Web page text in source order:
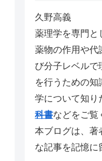
久野高義
薬理学を専門と
薬物の作用や代
び分子レベルで
を行うための知
学について知り
科書などをご覧
本ブログは、著
な記事を記憶に